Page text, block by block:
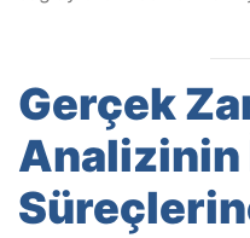
Gerçek
Analizinin